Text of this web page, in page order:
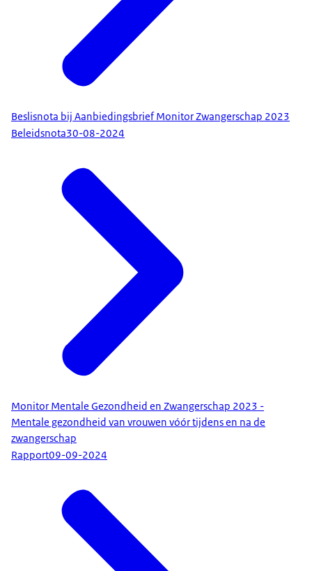
Beslisnota bij Aanbiedingsbrief Monitor Zwangerschap 2023
Beleidsnota30-08-2024
Monitor Mentale Gezondheid en Zwangerschap 2023 -
Mentale gezondheid van vrouwen vóór tijdens en na de
zwangerschap
Rapport09-09-2024